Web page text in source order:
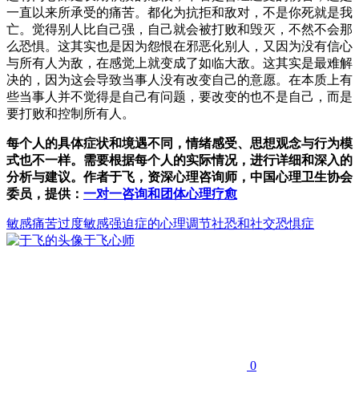
一直以来所承受的痛苦。都化为抗拒和敌对，不是你死就是我
亡。觉得别人比自己强，自己就会被打败和毁灭，不然不会那
么恐惧。这其实也是因为怨恨在邪恶化别人，又因为没有信心
与所有人为敌，在感觉上就变成了如临大敌。这其实是最难解
决的，因为这会导致当事人没有改变自己的意愿。在本质上有
些当事人并不觉得是自己有问题，要改变的也不是自己，而是
要打败和控制所有人。
每个人的具体症状和境遇不同，情绪感受、思想观念与行为模
式也不一样。需要根据每个人的实际情况，进行详细和深入的
分析与建议。作者于飞，资深心理咨询师，中国心理卫生协会
委员，提供： 一对一咨询和团体心理疗愈
敏感痛苦过度敏感强迫症的心理调节社恐和社交恐惧症
于飞心师
0